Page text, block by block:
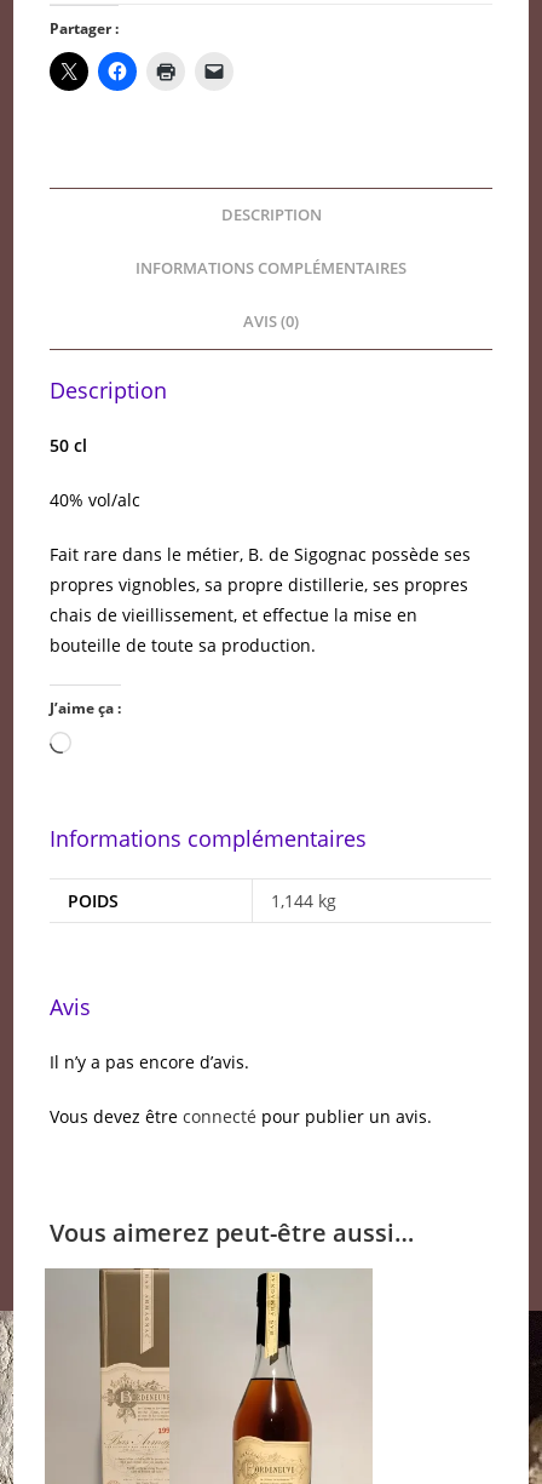
de
Sigognac
VSOP
Partager :
DESCRIPTION
INFORMATIONS COMPLÉMENTAIRES
AVIS (0)
Description
50 cl
40% vol/alc
Fait rare dans le métier, B. de Sigognac possède ses
propres vignobles, sa propre distillerie, ses propres
chais de vieillissement, et effectue la mise en
bouteille de toute sa production.
J’aime ça :
Chargement…
Informations complémentaires
POIDS 1,144 kg
Avis
Il n’y a pas encore d’avis.
Vous devez êtreconnecté pour publier un avis.
Vous aimerez peut-être aussi…